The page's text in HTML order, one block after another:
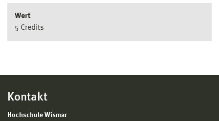
Wert
5 Credits
Kontakt
Hochschule Wismar